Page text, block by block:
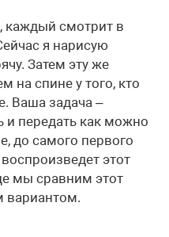
каждый смотрит в
я нарисую
Затем эту же
на спине у того, кто
Ваша задача –
и передать как можно
до самого первого
этот
мы сравним этот
вариантом.